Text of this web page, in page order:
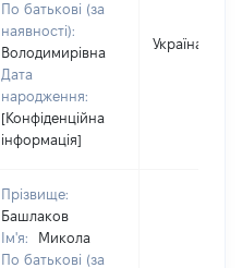
По батькові (за
наявності):
Володимирівна
Дата
народження:
[Конфіденційна
інформація]
Україна
Прізвище:
Башлаков
Ім'я:
Микола
По батькові (за